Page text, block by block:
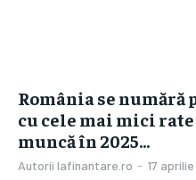
România se
cu cele mai mici
muncă în 2025…
Autorii Iafinantare.ro - 17